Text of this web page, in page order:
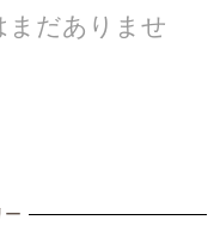
まだありませ
ー